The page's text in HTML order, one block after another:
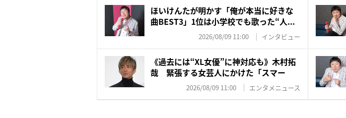
ほいけんたが明かす「俺が本当に好きな
曲BEST3」1位は小学校でも歌った“人...
2026/08/09 11:00 インタビュー
《過去には“XL女優”に神対応も》木村拓
哉 緊張する女芸人にかけた「スマー
2026/08/09 11:00 エンタメニュース